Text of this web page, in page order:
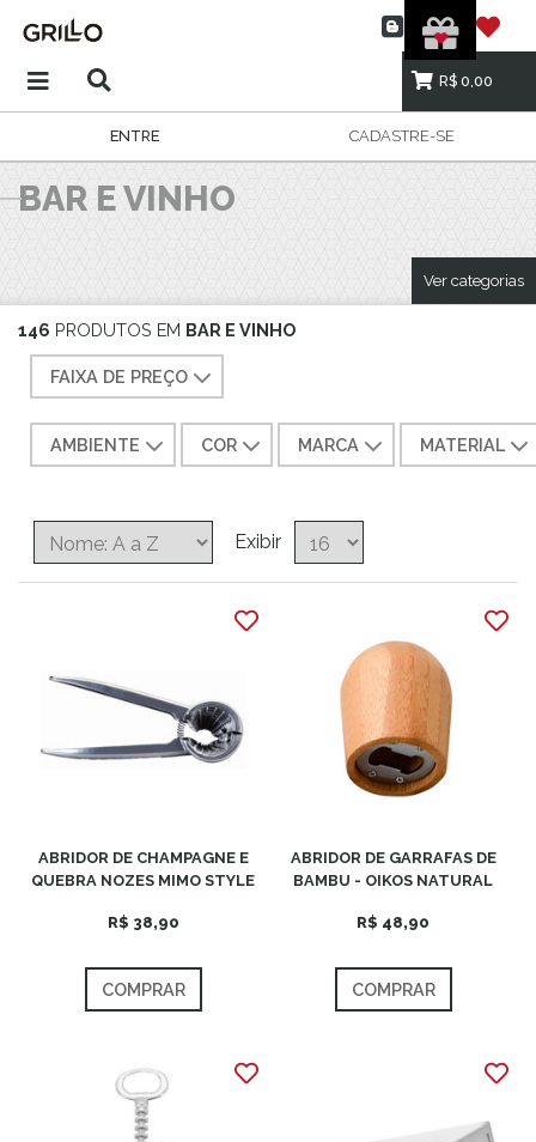
R$ 0,00
ENTRE CADASTRE-SE
BAR E VINHO
Ver categorias
146 PRODUTOS EM BAR E VINHO
FAIXA DE PREÇO
AMBIENTE COR MARCA MATERIAL
Exibir
ABRIDOR DE CHAMPAGNE E
QUEBRA NOZES MIMO STYLE
R$ 38,90
COMPRAR
ABRIDOR DE GARRAFAS DE
BAMBU - OIKOS NATURAL
R$ 48,90
COMPRAR